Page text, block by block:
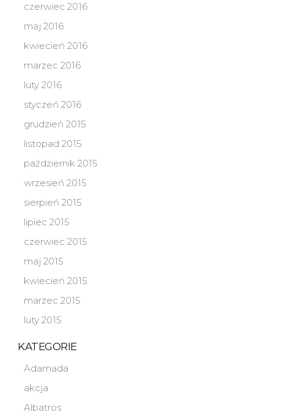
czerwiec 2016
maj 2016
kwiecień 2016
marzec 2016
luty 2016
styczeń 2016
grudzień 2015
listopad 2015
październik 2015
wrzesień 2015
sierpień 2015
lipiec 2015
czerwiec 2015
maj 2015
kwiecień 2015
marzec 2015
luty 2015
KATEGORIE
Adamada
akcja
Albatros